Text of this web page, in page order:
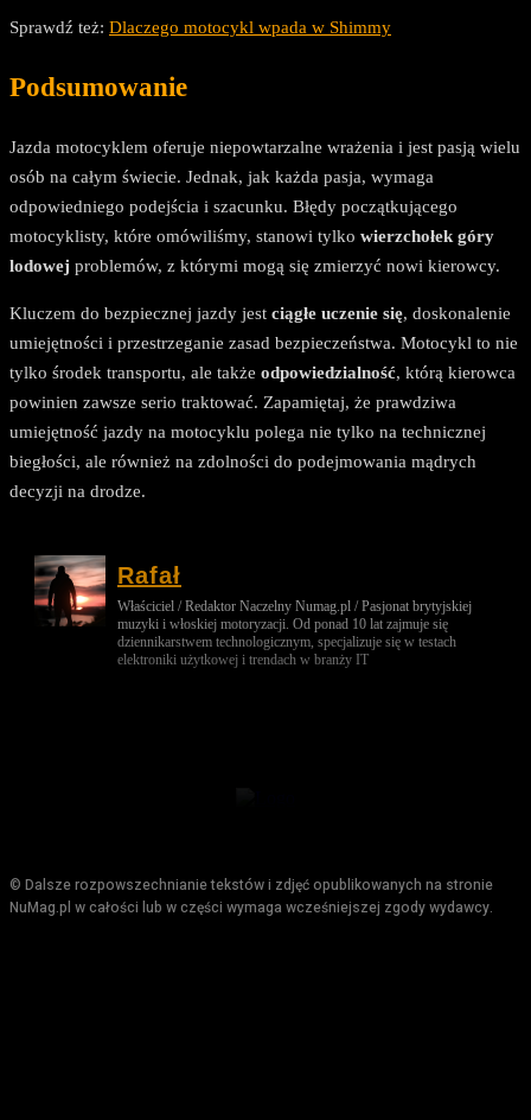
Sprawdź też: Dlaczego motocykl wpada w Shimmy
Podsumowanie
Jazda motocyklem oferuje niepowtarzalne wrażenia i jest pasją wielu
osób na całym świecie. Jednak, jak każda pasja, wymaga
odpowiedniego podejścia i szacunku. Błędy początkującego
motocyklisty, które omówiliśmy, stanowi tylko wierzchołek góry
lodowej problemów, z którymi mogą się zmierzyć nowi kierowcy.
Kluczem do bezpiecznej jazdy jest ciągłe uczenie się, doskonalenie
umiejętności i przestrzeganie zasad bezpieczeństwa. Motocykl to nie
tylko środek transportu, ale także odpowiedzialność, którą kierowca
powinien zawsze serio traktować. Zapamiętaj, że prawdziwa
umiejętność jazdy na motocyklu polega nie tylko na technicznej
biegłości, ale również na zdolności do podejmowania mądrych
decyzji na drodze.
Rafał
Właściciel / Redaktor Naczelny Numag.pl / Pasjonat brytyjskiej
muzyki i włoskiej motoryzacji. Od ponad 10 lat zajmuje się
dziennikarstwem technologicznym, specjalizuje się w testach
elektroniki użytkowej i trendach w branży IT
© Dalsze rozpowszechnianie tekstów i zdjęć opublikowanych na stronie
NuMag.pl w całości lub w części wymaga wcześniejszej zgody wydawcy.